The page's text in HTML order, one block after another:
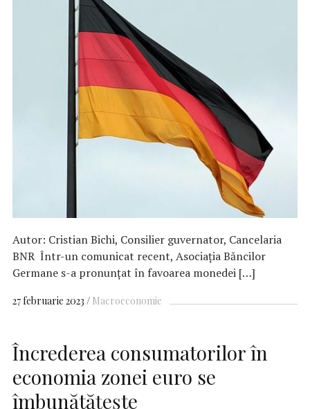
Autor: Cristian Bichi, Consilier guvernator, Cancelaria
BNR Într-un comunicat recent, Asociația Băncilor
Germane s-a pronunțat în favoarea monedei […]
27 februarie 2023 Macroeconomie
Încrederea consumatorilor în
economia zonei euro se
îmbunătăţeşte